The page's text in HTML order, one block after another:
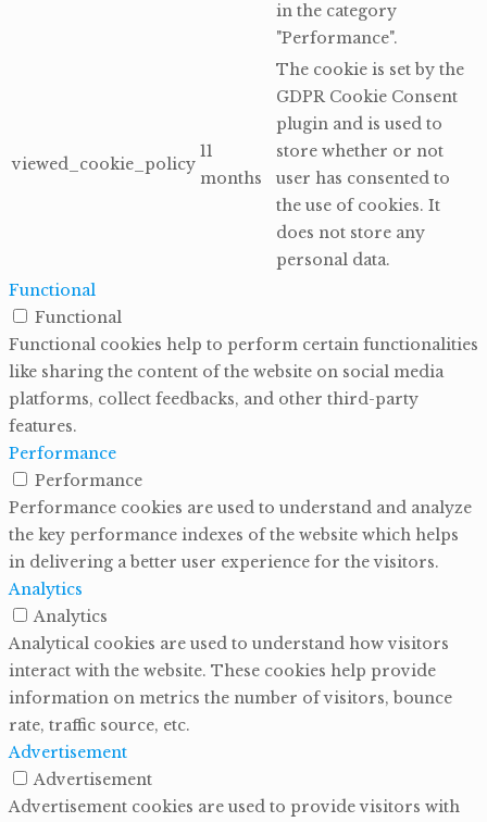
in the category
"Performance".
viewed_cookie_policy
11
months
The cookie is set by the
GDPR Cookie Consent
plugin and is used to
store whether or not
user has consented to
the use of cookies. It
does not store any
personal data.
Functional
Functional
Functional cookies help to perform certain functionalities
like sharing the content of the website on social media
platforms, collect feedbacks, and other third-party
features.
Performance
Performance
Performance cookies are used to understand and analyze
the key performance indexes of the website which helps
in delivering a better user experience for the visitors.
Analytics
Analytics
Analytical cookies are used to understand how visitors
interact with the website. These cookies help provide
information on metrics the number of visitors, bounce
rate, traffic source, etc.
Advertisement
Advertisement
Advertisement cookies are used to provide visitors with